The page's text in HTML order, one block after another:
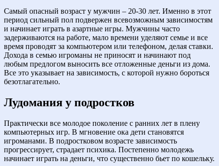
Самый опасный возраст у мужчин – 20-30 лет. Именно в этот
период сильный пол подвержен всевозможным зависимостям
и начинает играть в азартные игры. Мужчины часто
задерживаются на работе, мало времени уделяют семье и все
время проводят за компьютером или телефоном, делая ставки.
Дохода в семью игроманы не приносят и начинают под
любым предлогом выносить все отложенные деньги из дома.
Все это указывает на зависимость, с которой нужно бороться
безотлагательно.
Лудомания у подростков
Практически все молодое поколение с ранних лет в плену
компьютерных игр. В мгновение ока дети становятся
игроманами. В подростковом возрасте зависимость
прогрессирует, страдает психика. Постепенно молодежь
начинает играть на деньги, что существенно бьет по кошельку.